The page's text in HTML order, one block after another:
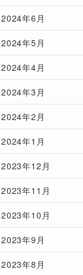
2024年6月
2024年5月
2024年4月
2024年3月
2024年2月
2024年1月
2023年12月
2023年11月
2023年10月
2023年9月
2023年8月